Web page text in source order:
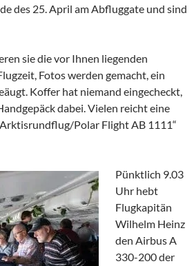
des 25. April am Abfluggate und sind
sie die vor Ihnen liegenden
Fotos werden gemacht, ein
Koffer hat niemand eingecheckt,
dabei. Vielen reicht eine
Polar Flight AB 1111“
Pünktlich 9.03
Uhr hebt
Flugkapitän
Wilhelm Heinz
den Airbus A
330-200 der